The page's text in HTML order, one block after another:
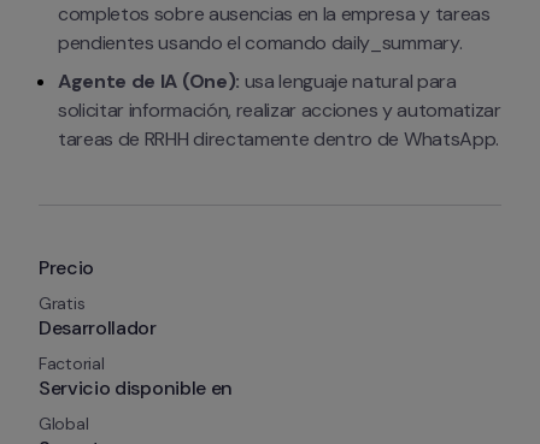
Precio
Gratis
Desarrollador
Factorial
Servicio disponible en
Global
completos sobre ausencias en la empresa y tareas
pendientes usando el comando daily_summary.
Agente de IA (One): usa lenguaje natural para
solicitar información, realizar acciones y automatizar
tareas de RRHH directamente dentro de WhatsApp.